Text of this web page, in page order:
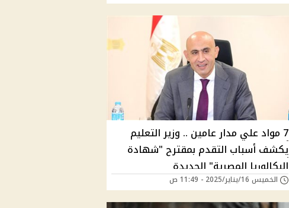
7 مواد علي مدار عامين .. وزير التعليم
يكشف أسباب التقدم بمقترح "شهادة
البكالوريا المصرية" الجديدة
الخميس 16/يناير/2025 - 11:49 ص